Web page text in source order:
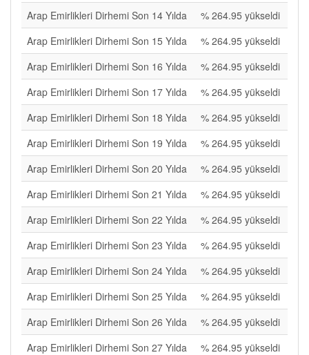
Arap Emirlikleri Dirhemi Son 14 Yılda
% 264.95 yükseldi
Arap Emirlikleri Dirhemi Son 15 Yılda
% 264.95 yükseldi
Arap Emirlikleri Dirhemi Son 16 Yılda
% 264.95 yükseldi
Arap Emirlikleri Dirhemi Son 17 Yılda
% 264.95 yükseldi
Arap Emirlikleri Dirhemi Son 18 Yılda
% 264.95 yükseldi
Arap Emirlikleri Dirhemi Son 19 Yılda
% 264.95 yükseldi
Arap Emirlikleri Dirhemi Son 20 Yılda
% 264.95 yükseldi
Arap Emirlikleri Dirhemi Son 21 Yılda
% 264.95 yükseldi
Arap Emirlikleri Dirhemi Son 22 Yılda
% 264.95 yükseldi
Arap Emirlikleri Dirhemi Son 23 Yılda
% 264.95 yükseldi
Arap Emirlikleri Dirhemi Son 24 Yılda
% 264.95 yükseldi
Arap Emirlikleri Dirhemi Son 25 Yılda
% 264.95 yükseldi
Arap Emirlikleri Dirhemi Son 26 Yılda
% 264.95 yükseldi
Arap Emirlikleri Dirhemi Son 27 Yılda
% 264.95 yükseldi